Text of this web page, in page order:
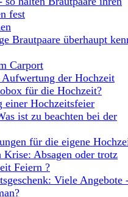
fest
Brautpaare überhaupt
Carport
Aufwertung der Hochzeit
für die Hochzeit?
einer Hochzeitsfeier
ist zu beachten bei der
für die eigene
Krise: Absagen oder trotz
Feiern ?
Viele Angebote